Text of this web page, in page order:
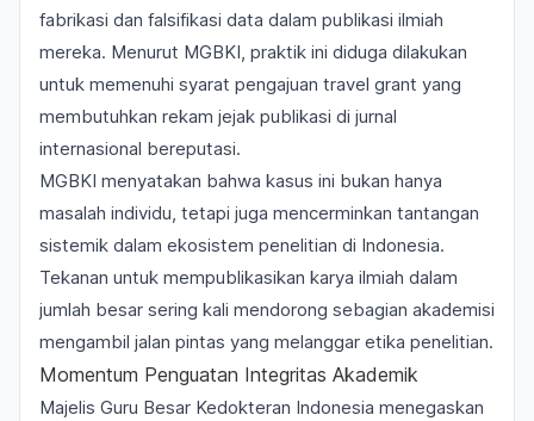
fabrikasi dan falsifikasi data dalam publikasi ilmiah
mereka. Menurut MGBKI, praktik ini diduga dilakukan
untuk memenuhi syarat pengajuan travel grant yang
membutuhkan rekam jejak publikasi di jurnal
internasional bereputasi.
MGBKI menyatakan bahwa kasus ini bukan hanya
masalah individu, tetapi juga mencerminkan tantangan
sistemik dalam ekosistem penelitian di Indonesia.
Tekanan untuk mempublikasikan karya ilmiah dalam
jumlah besar sering kali mendorong sebagian akademisi
mengambil jalan pintas yang melanggar etika penelitian.
Momentum Penguatan Integritas Akademik
Majelis Guru Besar Kedokteran Indonesia menegaskan